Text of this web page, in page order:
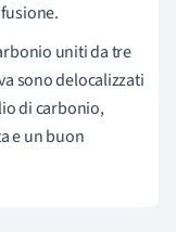
uniti da tre
sono delocalizzati
di carbonio,
e un buon